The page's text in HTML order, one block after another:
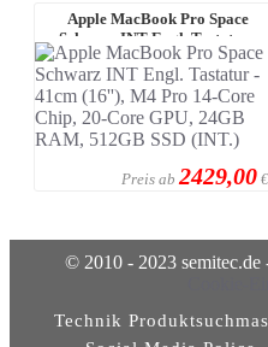
Apple MacBook Pro Space
Schwarz INT Engl. Tastatur -
41cm (16'') ...
Preis ab 2429,00 €
© 2010 - 2023
Technik